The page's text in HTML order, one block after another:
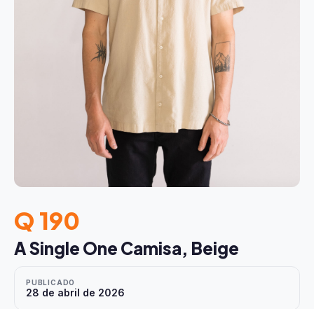
Q 190
A Single One Camisa, Beige
PUBLICADO
28 de abril de 2026